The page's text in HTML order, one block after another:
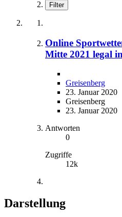
Filter
Online
Mitte 2021 legal
Greisenberg
23. Januar 2020
Greisenberg
23. Januar 2020
Antworten
0
Zugriffe
12k
Darstellung